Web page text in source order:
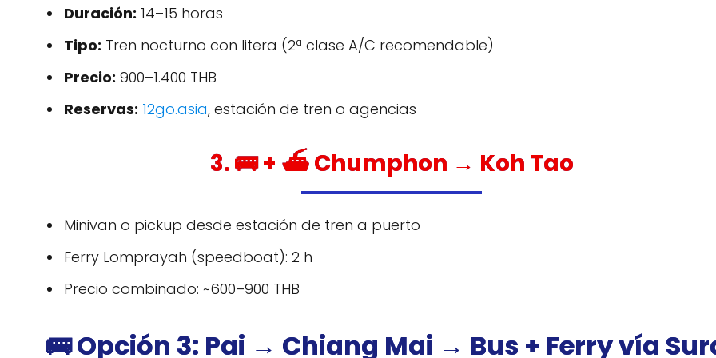
Duración: 14–15 horas
Tipo: Tren nocturno con litera (2ª clase A/C recomendable)
Precio: 900–1.400 THB
Reservas: 12go.asia, estación de tren o agencias
3. 🚌 + ⛴️ Chumphon → Koh Tao
Minivan o pickup desde estación de tren a puerto
Ferry Lomprayah (speedboat): 2 h
Precio combinado: ~600–900 THB
🚌 Opción 3: Pai → Chiang Mai → Bus + Ferry vía